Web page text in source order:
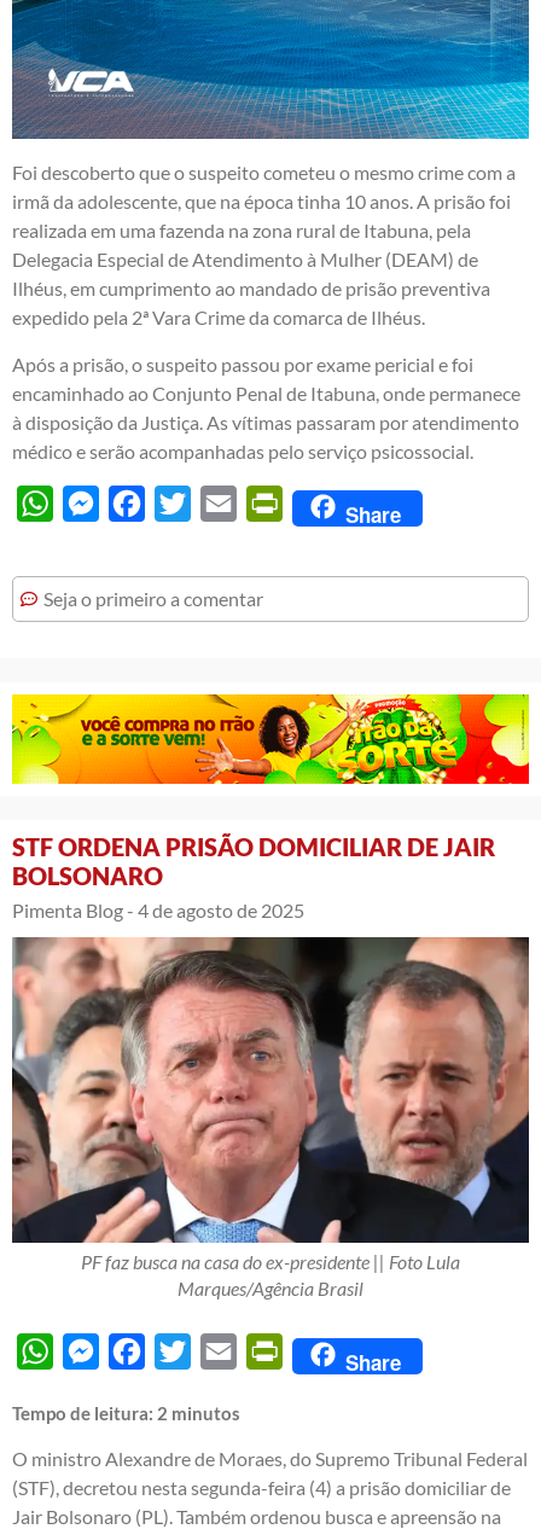
Foi descoberto que o suspeito cometeu o mesmo crime com a
irmã da adolescente, que na época tinha 10 anos. A prisão foi
realizada em uma fazenda na zona rural de Itabuna, pela
Delegacia Especial de Atendimento à Mulher (DEAM) de
Ilhéus, em cumprimento ao mandado de prisão preventiva
expedido pela 2ª Vara Crime da comarca de Ilhéus.
Após a prisão, o suspeito passou por exame pericial e foi
encaminhado ao Conjunto Penal de Itabuna, onde permanece
à disposição da Justiça. As vítimas passaram por atendimento
médico e serão acompanhadas pelo serviço psicossocial.
WhatsAppMessengerFacebook
Twitter Email PrintFriendly
Share
Seja o primeiro a comentar
STF ORDENA PRISÃO DOMICILIAR DE JAIR
BOLSONARO
Pimenta Blog - 4 de agosto de 2025
PF faz busca na casa do ex-presidente || Foto Lula
Marques/Agência Brasil
WhatsAppMessengerFacebook
Twitter Email PrintFriendly
Share
Tempo de leitura: 2 minutos
O ministro Alexandre de Moraes, do Supremo Tribunal Federal
(STF), decretou nesta segunda-feira (4) a prisão domiciliar de
Jair Bolsonaro (PL). Também ordenou busca e apreensão na